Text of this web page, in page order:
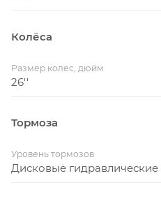
Колёса
Размер колес, дюйм
26''
Тормоза
Уровень тормозов
Дисковые гидравлические